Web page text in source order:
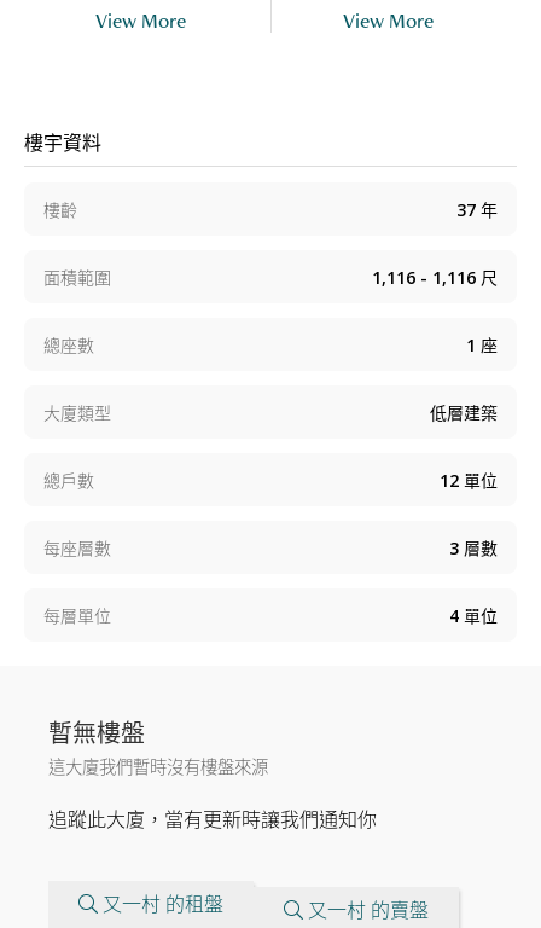
View More View More
樓宇資料
樓齡 37 年
面積範圍 1,116 - 1,116 尺
總座數 1 座
大廈類型 低層建築
總戶數 12 單位
每座層數 3 層數
每層單位 4 單位
暫無樓盤
這大廈我們暫時沒有樓盤來源
追蹤此大廈，當有更新時讓我們通知你
又一村 的租盤 又一村 的賣盤